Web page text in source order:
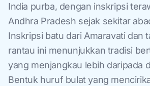
India purba, dengan inskripsi
Andhra Pradesh sejak sekitar
Inskripsi batu dari Amaravati dan
rantau ini menunjukkan tradisi
yang menjangkau lebih daripada
Bentuk huruf bulat yang